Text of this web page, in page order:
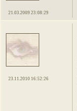
21.03.2009 23:08:29
23.11.2010 16:52:26